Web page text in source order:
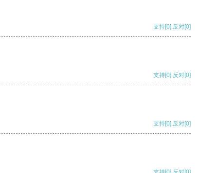
支持[0] 反对[0]
支持[0] 反对[0]
支持[0] 反对[0]